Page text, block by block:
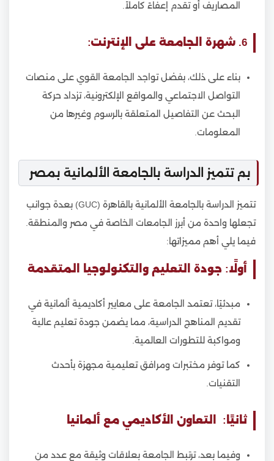
المصاريف أو تقدم إعفاءً كاملاً.
6. شهرة الجامعة على الإنترنت:
بناء على ذلك، بفضل تواجد الجامعة القوي على منصات
التواصل الاجتماعي والمواقع الإلكترونية، تزداد حركة
البحث عن التفاصيل المتعلقة بالرسوم وغيرها من
المعلومات.
بم تتميز الدراسة بالجامعة الألمانية بمصر
تتميز الدراسة بالجامعة الألمانية بالقاهرة (GUC) بعدة جوانب
تجعلها واحدة من أبرز الجامعات الخاصة في مصر والمنطقة.
فيما يلي أهم مميزاتها:
أولًا: جودة التعليم والتكنولوجيا المتقدمة
مبدئيًا، تعتمد الجامعة على معايير أكاديمية ألمانية في
تقديم المناهج الدراسية، مما يضمن جودة تعليم عالية
ومواكبة للتطورات العالمية.
كما توفر مختبرات ومرافق تعليمية مجهزة بأحدث
التقنيات.
ثانيًا: التعاون الأكاديمي مع ألمانيا
وفيما بعد، ترتبط الجامعة بعلاقات وثيقة مع عدد من